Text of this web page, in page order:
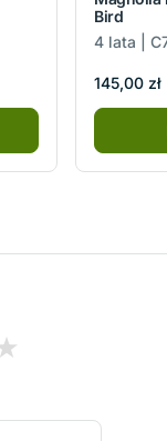
Bird
4 lata |
145,00 zł